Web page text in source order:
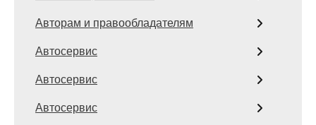
Авторам и правообладателям
Автосервис
Автосервис
Автосервис